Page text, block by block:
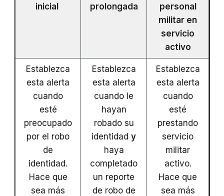
inicial
prolongada
personal
militar en
servicio
activo
Establezca
esta alerta
cuando
esté
preocupado
por el robo
de
identidad.
Hace que
sea más
Establezca
esta alerta
cuando le
hayan
robado su
identidad y
haya
completado
un reporte
de robo de
Establezca
esta alerta
cuando
esté
prestando
servicio
militar
activo.
Hace que
sea más